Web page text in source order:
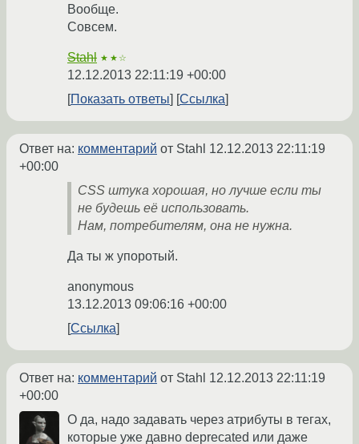
Вообще.
Совсем.
Stahl ★★☆
12.12.2013 22:11:19 +00:00
Показать ответы
Ссылка
Ответ на: комментарий от Stahl 12.12.2013 22:11:19
+00:00
CSS штука хорошая, но лучше если ты
не будешь её использовать.
Нам, потребителям, она не нужна.
Да ты ж упоротый.
anonymous
13.12.2013 09:06:16 +00:00
Ссылка
Ответ на: комментарий от Stahl 12.12.2013 22:11:19
+00:00
О да, надо задавать через атрибуты в тегах,
которые уже давно deprecated или даже